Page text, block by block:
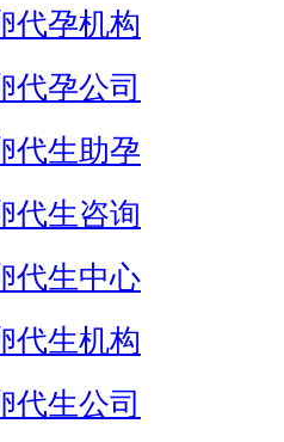
代孕机构
代孕公司
代生助孕
代生咨询
代生中心
代生机构
代生公司